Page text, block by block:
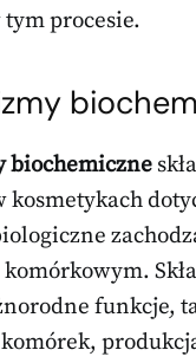
procesie.
biochemiczne
kosmetykach
funkcje,